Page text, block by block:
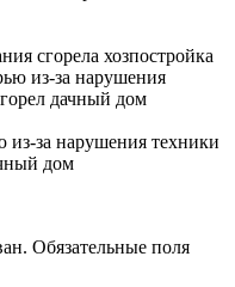
сгорела хозпостройка
из-за нарушения техники
дом
Обязательные поля